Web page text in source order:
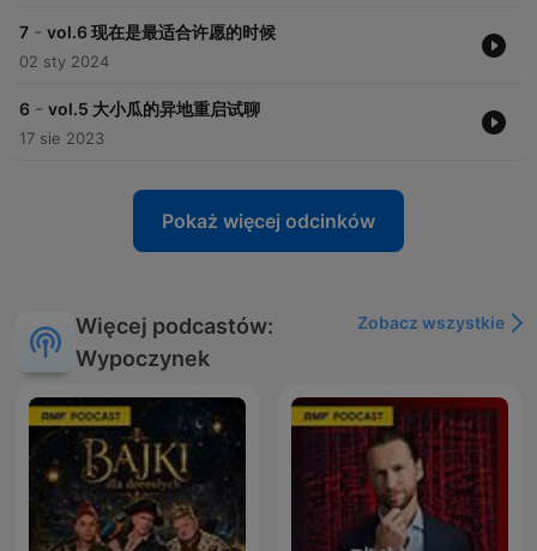
7 - vol.6 现在是最适合许愿的时候
02 sty 2024
6 - vol.5 大小瓜的异地重启试聊
17 sie 2023
Pokaż więcej odcinków
Więcej podcastów:
Wypoczynek
Zobacz wszystkie